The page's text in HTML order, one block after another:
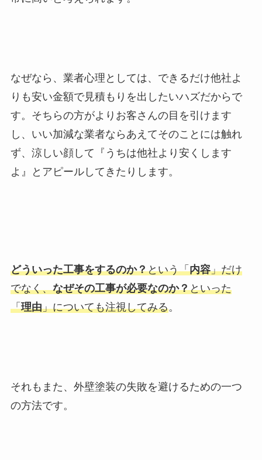
なぜなら、業者心理としては、できるだけ他社よ
りも安い金額で見積もりを出したいハズだからで
す。そちらの方がよりお客さんの目を引けます
し、いい加減な業者ならあえてそのことには触れ
ず、涼しい顔して『うちは他社より安くします
よ』とアピールしてきたりします。
どういった工事をするのか？という「内容」だけ
でなく、なぜその工事が必要なのか？といった
「理由」についても注視してみる。
それもまた、外壁塗装の失敗を避けるための一つ
の方法です。